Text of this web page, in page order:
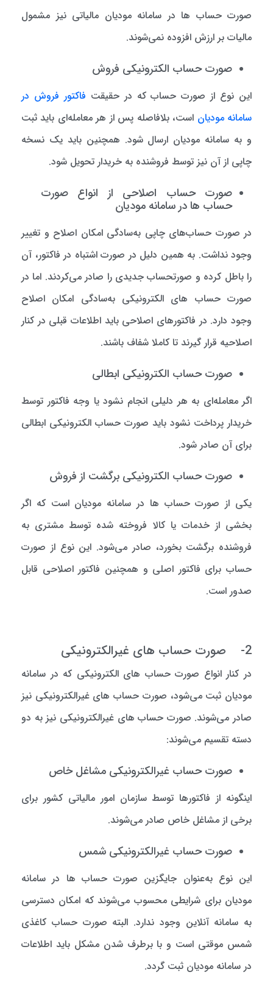
صورت حساب ها در سامانه مودیان مالیاتی نیز مشمول
مالیات بر ارزش افزوده نمی‌شوند.
صورت حساب الکترونیکی فروش
این نوع از صورت حساب که در حقیقت فاکتور فروش در
سامانه مودیان است، بلافاصله پس از هر معامله‌ای باید ثبت
و به سامانه مودیان ارسال شود. همچنین باید یک نسخه
چاپی از آن نیز توسط فروشنده به خریدار تحویل شود.
صورت حساب اصلاحی از انواع صورت
حساب ها در سامانه مودیان
در صورت حساب‌های چاپی به‌سادگی امکان اصلاح و تغییر
وجود نداشت. به همین دلیل در صورت اشتباه در فاکتور، آن
را باطل کرده و صورتحساب جدیدی را صادر می‌کردند. اما در
صورت حساب های الکترونیکی به‌سادگی امکان اصلاح
وجود دارد. در فاکتورهای اصلاحی باید اطلاعات قبلی در کنار
اصلاحیه قرار گیرند تا کاملا شفاف باشند.
صورت حساب الکترونیکی ابطالی
اگر معامله‌ای به هر دلیلی انجام نشود یا وجه فاکتور توسط
خریدار پرداخت نشود باید صورت حساب الکترونیکی ابطالی
برای آن صادر شود.
صورت حساب الکترونیکی برگشت از فروش
یکی از صورت حساب ها در سامانه مودیان است که اگر
بخشی از خدمات یا کالا فروخته شده توسط مشتری به
فروشنده برگشت بخورد، صادر می‌شود. این نوع از صورت
حساب برای فاکتور اصلی و همچنین فاکتور اصلاحی قابل
صدور است.
2- صورت حساب های غیرالکترونیکی
در کنار انواع صورت حساب های الکترونیکی که در سامانه
مودیان ثبت می‌شود، صورت حساب های غیرالکترونیکی نیز
صادر می‌شوند. صورت حساب های غیرالکترونیکی نیز به دو
دسته تقسیم می‌شوند:
صورت حساب غیرالکترونیکی مشاغل خاص
اینگونه از فاکتورها توسط سازمان امور مالیاتی کشور برای
برخی از مشاغل خاص صادر می‌شوند.
صورت حساب غیرالکترونیکی شمس
این نوع به‌عنوان جایگزین صورت حساب ها در سامانه
مودیان برای شرایطی محسوب می‌شوند که امکان دسترسی
به سامانه آنلاین وجود ندارد. البته صورت حساب کاغذی
شمس موقتی است و با برطرف شدن مشکل باید اطلاعات
در سامانه مودیان ثبت گردد.